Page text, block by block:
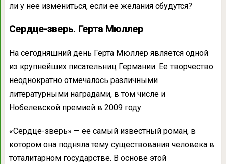
ли у нее измениться, если ее желания сбудутся?
Сердце-зверь. Герта Мюллер
На сегодняшний день Герта Мюллер является одной
из крупнейших писательниц Германии. Ее творчество
неоднократно отмечалось различными
литературными наградами, в том числе и
Нобелевской премией в 2009 году.
«Сердце-зверь» — ее самый известный роман, в
котором она подняла тему существования человека в
тоталитарном государстве. В основе этой